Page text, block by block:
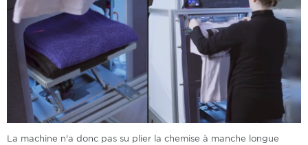
La machine n'a donc pas su plier la chemise à manche longue